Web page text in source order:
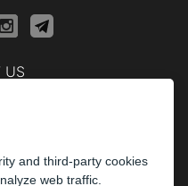
US
and third-party cookies
web traffic.